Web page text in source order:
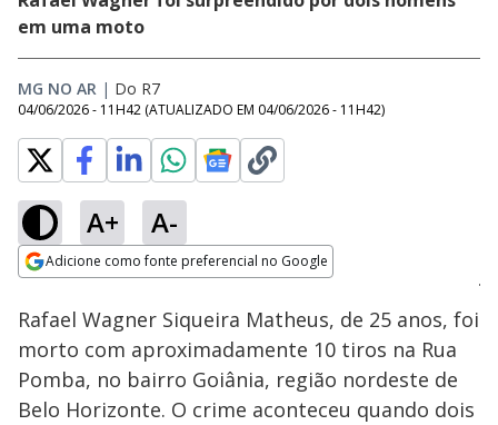
em uma moto
MG NO AR | Do R7
04/06/2026 - 11H42 (ATUALIZADO EM 04/06/2026 - 11H42)
A+ A-
Adicione como fonte preferencial no Google
Ativar
Loaded:
53.45%
Rafael Wagner Siqueira Matheus, de 25 anos, foi
morto com aproximadamente 10 tiros na Rua
Pomba, no bairro Goiânia, região nordeste de
Belo Horizonte. O crime aconteceu quando dois